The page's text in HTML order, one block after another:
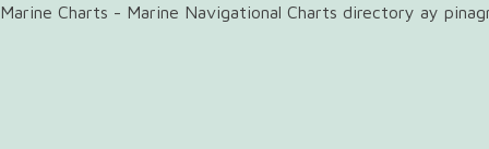
Marine Charts - Marine Navigational Charts directory ay